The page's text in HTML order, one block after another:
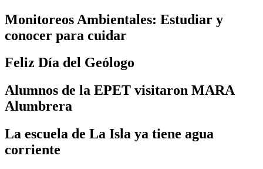
Monitoreos Ambientales: Estudiar y
conocer para cuidar
Feliz Día del Geólogo
Alumnos de la EPET visitaron MARA
Alumbrera
La escuela de La Isla ya tiene agua
corriente